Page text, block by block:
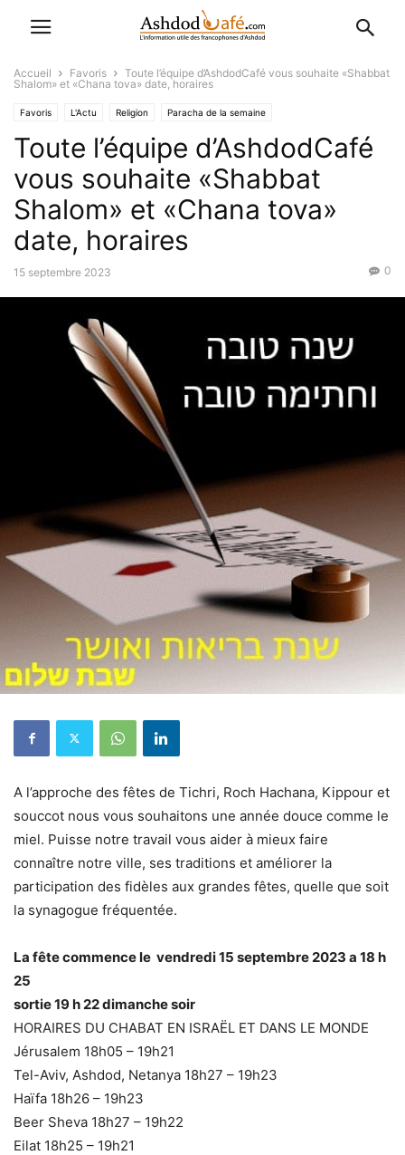
Accueil Favoris
Toute l’équipe d’AshdodCafé vous souhaite «Shabbat
Shalom» et «Chana tova» date, horaires
Favoris L'Actu Religion Paracha de la semaine
Toute l’équipe d’AshdodCafé
vous souhaite «Shabbat
Shalom» et «Chana tova»
date, horaires
15 septembre 2023 0
A l’approche des fêtes de Tichri, Roch Hachana, Kippour et
souccot nous vous souhaitons une année douce comme le
miel. Puisse notre travail vous aider à mieux faire
connaître notre ville, ses traditions et améliorer la
participation des fidèles aux grandes fêtes, quelle que soit
la synagogue fréquentée.
La fête commence le vendredi 15 septembre 2023 a 18 h
25
sortie 19 h 22 dimanche soir
HORAIRES DU CHABAT EN ISRAËL ET DANS LE MONDE
Jérusalem 18h05 – 19h21
Tel-Aviv, Ashdod, Netanya 18h27 – 19h23
Haïfa 18h26 – 19h23
Beer Sheva 18h27 – 19h22
Eilat 18h25 – 19h21